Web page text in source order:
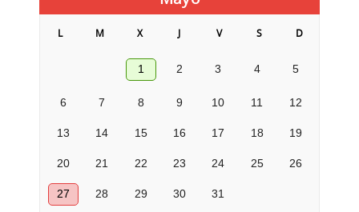
L M X J V S D
1 2 3 4 5
6 7 8 9 10 11 12
13 14 15 16 17 18 19
20 21 22 23 24 25 26
27 28 29 30 31